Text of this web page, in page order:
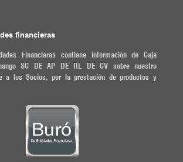
financieras
Financieras contiene información de Caja
SC DE AP DE RL DE CV sobre nuestro
a los Socios, por la prestación de productos y